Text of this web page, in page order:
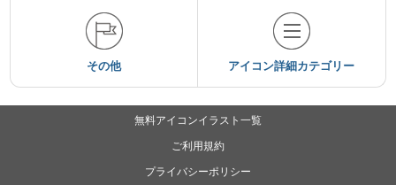
その他 アイコン詳細カテゴリー
無料アイコンイラスト一覧
ご利用規約
プライバシーポリシー